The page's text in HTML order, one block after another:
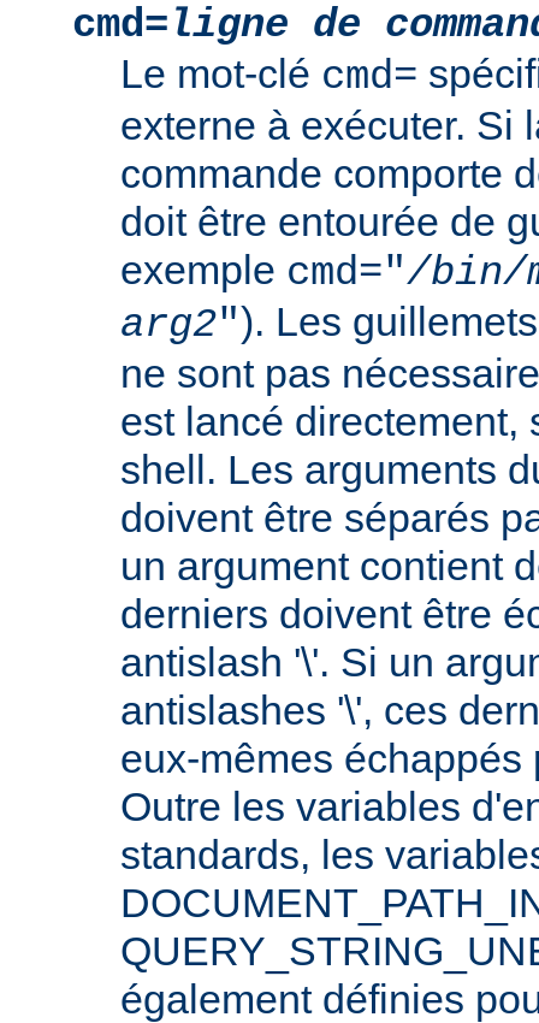
cmd=ligne de
Le mot-clé cmd=
externe à exécuter. Si
commande comporte
doit être entourée de
exemple cmd="/bin/
arg2"). Les
ne sont pas
est lancé directement,
shell. Les arguments
doivent être séparés
un argument contient
derniers doivent être
antislash '\'. Si un
antislashes '\', ces
eux-mêmes échappés
Outre les variables
standards, les
également définies